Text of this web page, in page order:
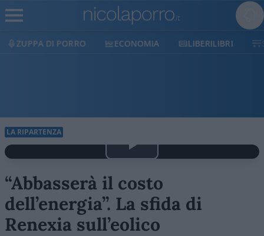
ECONOMIA LIBERILIBRI SHOP SOSTIENICI
LA RIPARTENZA
Play
Video
“Abbasserà il costo
dell’energia”. La sfida di
Renexia sull’eolico